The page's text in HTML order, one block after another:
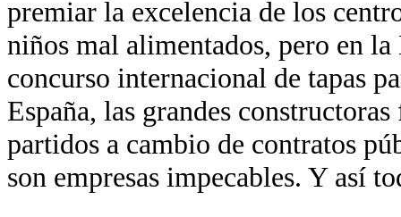
premiar la excelencia de los
niños mal alimentados, pero en
concurso internacional de tapas
España, las grandes
partidos a cambio de contratos
son empresas impecables. Y así